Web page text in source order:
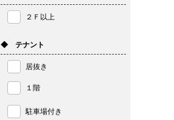
２Ｆ以上
◆ テナント
居抜き
１階
駐車場付き